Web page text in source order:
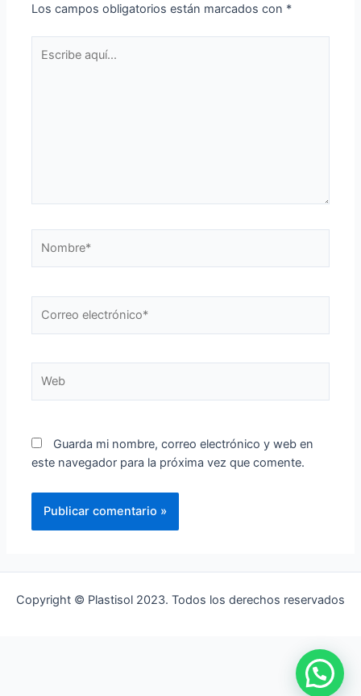
Los campos obligatorios están marcados con *
aquí...
electrónico*
Guarda mi nombre, correo electrónico y web en
este navegador para la próxima vez que comente.
Copyright © Plastisol 2023. Todos los derechos reservados